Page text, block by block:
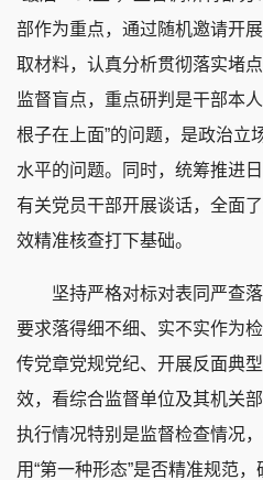
部作为重点，通过随机邀请开
取材料，认真分析贯彻落实堵
监督盲点，重点研判是干部本
根子在上面”的问题，是政治立
水平的问题。同时，统筹推进
有关党员干部开展谈话，全面
效精准核查打下基础。
坚持严格对标对表同严查落
要求落得细不细、实不实作为
传党章党规党纪、开展反面典
效，看综合监督单位及其机关
执行情况特别是监督检查情况
用“第一种形态”是否精准规范